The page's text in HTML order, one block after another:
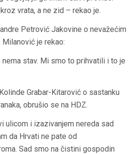
vrata, a ne zid – rekao je.
Petrović Jakovine o nevažećim
je rekao:
stav. Mi smo to prihvatili i to je
Grabar-Kitarović o sastanku
obrušio se na HDZ.
ulicom i izazivanjem nereda sad
da Hrvati ne pate od
Sad smo na čistini gospodin